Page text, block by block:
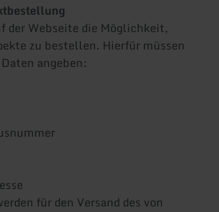
der Webseite die Möglichkeit,
zu bestellen. Hierfür müssen
angeben:
für den Versand des von